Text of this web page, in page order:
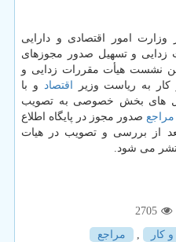
امور اقتصادی و دارایی
زدایی و تسهیل صدور مجوزهای
نشست هیأت مقررات زدایی و
به ریاست وزیر اقتصاد
و با
های بخش خصوصی به تصویب
مراجع صدور مجوز در پایگاه اطلاع
از بررسی و تصویب در هیات
می شود.
2705
كار , مراجع